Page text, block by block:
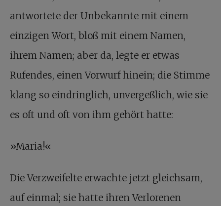
antwortete der Unbekannte mit einem
einzigen Wort, bloß mit einem Namen,
ihrem Namen; aber da, legte er etwas
Rufendes, einen Vorwurf hinein; die Stimme
klang so eindringlich, unvergeßlich, wie sie
es oft und oft von ihm gehört hatte:
»Maria!«
Die Verzweifelte erwachte jetzt gleichsam,
auf einmal; sie hatte ihren Verlorenen